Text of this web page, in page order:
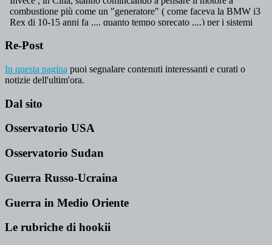
Re-Post
In questa pagina puoi segnalare contenuti interessanti e curati o
notizie dell'ultim'ora.
Dal sito
Osservatorio USA
Osservatorio Sudan
Guerra Russo-Ucraina
Guerra in Medio Oriente
Le rubriche di hookii